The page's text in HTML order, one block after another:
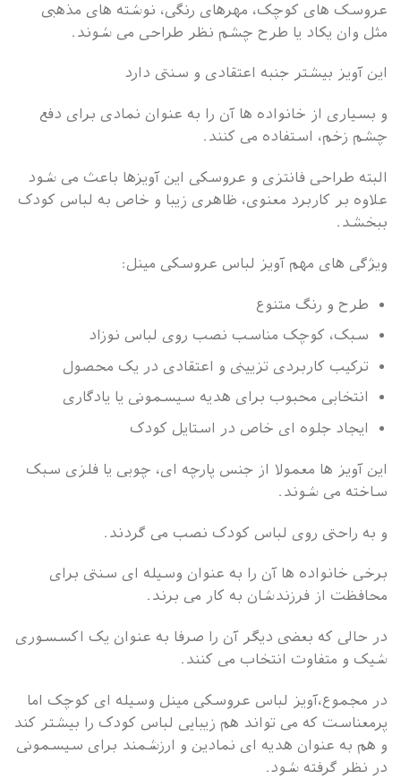
عروسک های کوچک، مهرهای رنگی، نوشته های مذهبی
مثل وان یکاد یا طرح چشم نظر طراحی می شوند.
این آویز بیشتر جنبه اعتقادی و سنتی دارد
و بسیاری از خانواده ها آن را به عنوان نمادی برای دفع
چشم زخم، استفاده می کنند.
البته طراحی فانتزی و عروسکی این آویزها باعث می شود
علاوه بر کاربرد معنوی، ظاهری زیبا و خاص به لباس کودک
ببخشد.
ویژگی های مهم آویز لباس عروسکی مینل:
طرح و رنگ متنوع
سبک، کوچک مناسب نصب روی لباس نوزاد
ترکیب کاربردی تزیینی و اعتقادی در یک محصول
انتخابی محبوب برای هدیه سیسمونی یا یادگاری
ایجاد جلوه ای خاص در استایل کودک
این آویز ها معمولا از جنس پارچه ای، چوبی یا فلزی سبک
ساخته می شوند.
و به راحتی روی لباس کودک نصب می گردند.
برخی خانواده ها آن را به عنوان وسیله ای سنتی برای
محافظت از فرزندشان به کار می برند.
در حالی که بعضی دیگر آن را صرفا به عنوان یک اکسسوری
شیک و متفاوت انتخاب می کنند.
در مجموع،آویز لباس عروسکی مینل وسیله ای کوچک اما
پرمعناست که می تواند هم زیبایی لباس کودک را بیشتر کند
و هم به عنوان هدیه ای نمادین و ارزشمند برای سیسمونی
در نظر گرفته شود.